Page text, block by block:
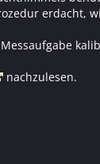
erdacht,
nachzulesen.